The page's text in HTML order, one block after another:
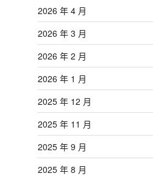
2026 年 4 月
2026 年 3 月
2026 年 2 月
2026 年 1 月
2025 年 12 月
2025 年 11 月
2025 年 9 月
2025 年 8 月